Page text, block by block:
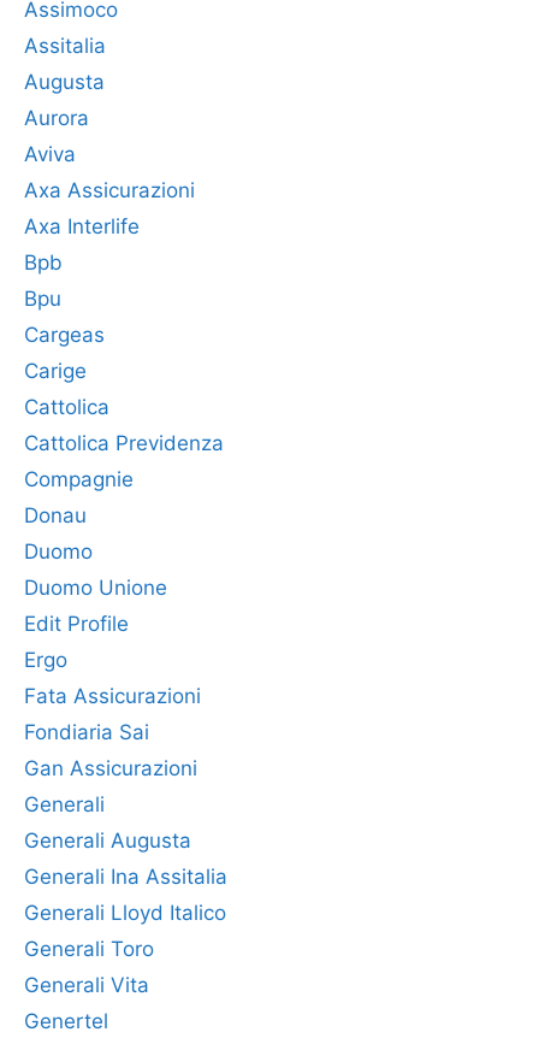
Assimoco
Assitalia
Augusta
Aurora
Aviva
Axa Assicurazioni
Axa Interlife
Bpb
Bpu
Cargeas
Carige
Cattolica
Cattolica Previdenza
Compagnie
Donau
Duomo
Duomo Unione
Edit Profile
Ergo
Fata Assicurazioni
Fondiaria Sai
Gan Assicurazioni
Generali
Generali Augusta
Generali Ina Assitalia
Generali Lloyd Italico
Generali Toro
Generali Vita
Genertel